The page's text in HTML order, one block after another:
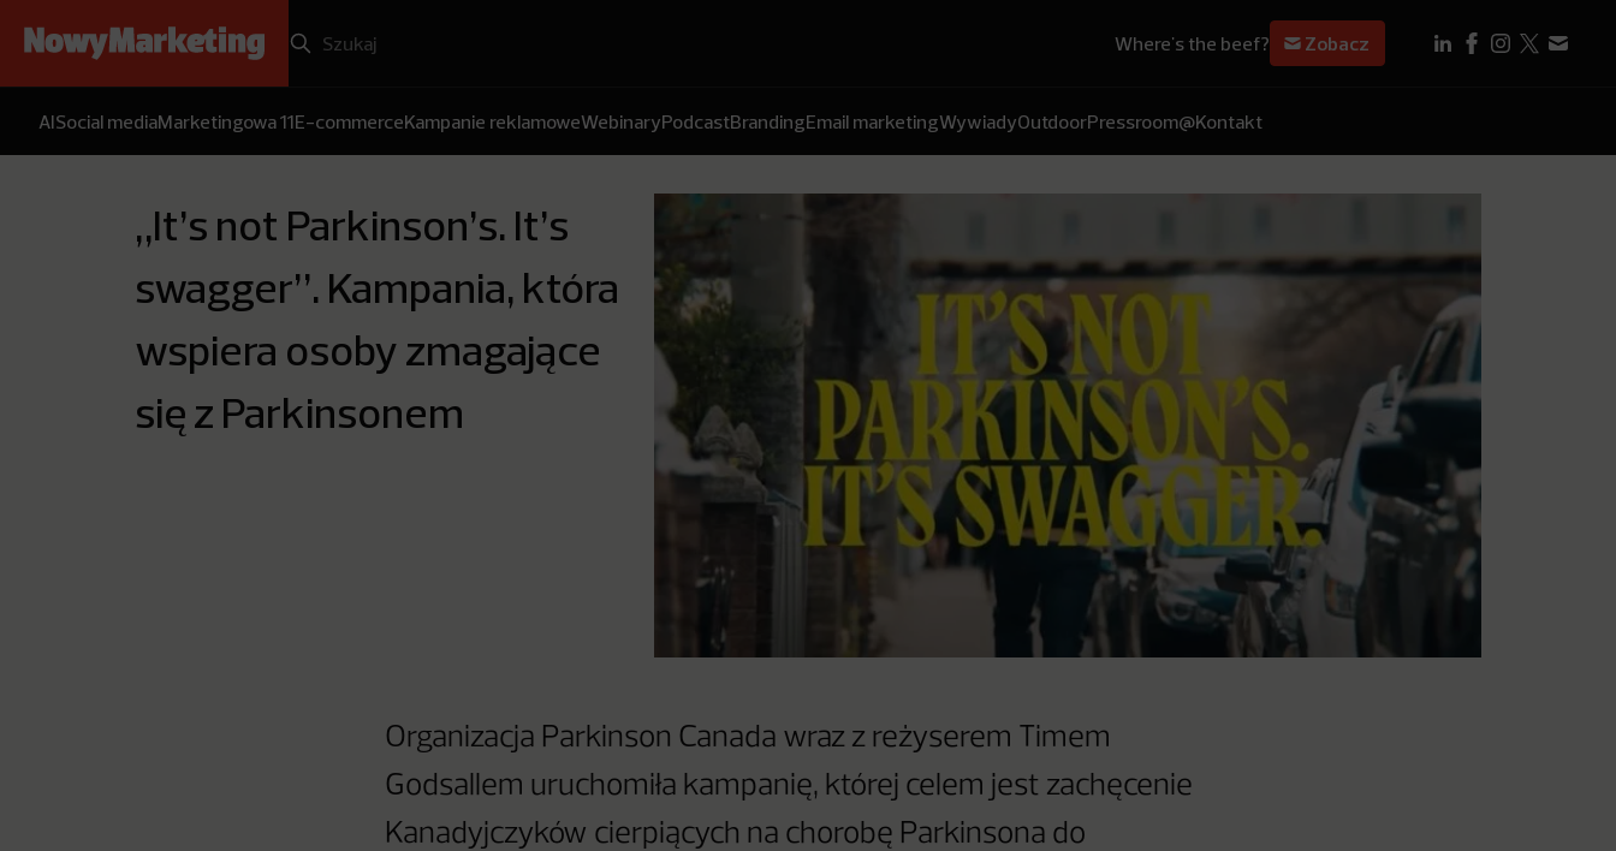
Where's the beef? Zobacz
AISocial mediaMarketingowa 11E-commerceKampanie reklamoweWebinaryPodcastBrandingEmail marketingWywiadyOutdoorPressroom@Kontakt
„It’s not Parkinson’s. It’s
swagger”. Kampania, która
wspiera osoby zmagające
się z Parkinsonem
Organizacja Parkinson Canada wraz z reżyserem Timem
Godsallem uruchomiła kampanię, której celem jest zachęcenie
Kanadyjczyków cierpiących na chorobę Parkinsona do